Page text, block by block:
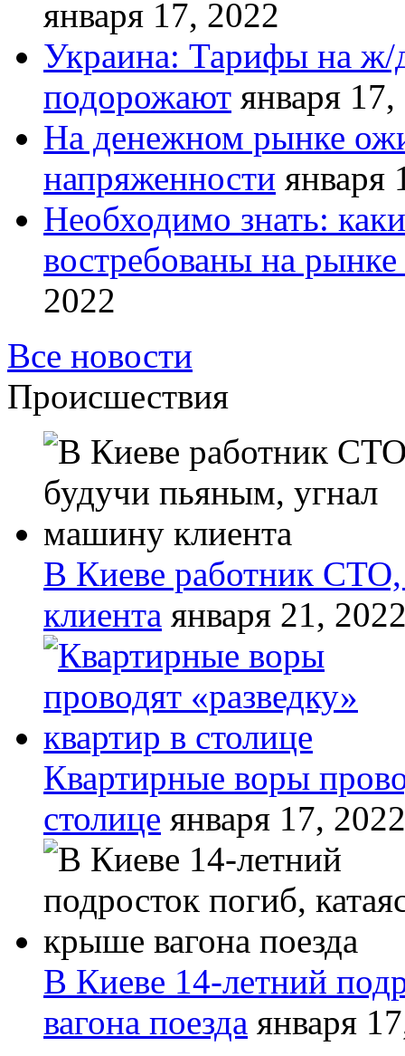
января 17, 2022
Украина: Тарифы на ж/
подорожают января
На денежном рынке
напряженности января
Необходимо знать:
востребованы на
2022
Все новости
Происшествия
В Киеве работник
клиента января 21,
Квартирные воры
столице января 17, 2022
В Киеве 14-летний
вагона поезда января